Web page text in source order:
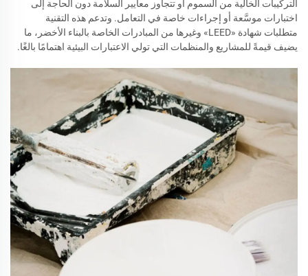
التركيبات الخالية من السموم أو تتجاوز معايير السلامة دون الحاجة إلى
اختبارات موسَّعة أو إجراءات خاصة في التعامل. وتدعم هذه التقنية
متطلبات شهادة «LEED» وغيرها من المبادرات الخاصة بالبناء الأخضر، ما
يضيف قيمةً للمشاريع والمنظمات التي تولي الاعتبارات البيئية اهتمامًا بالغًا.